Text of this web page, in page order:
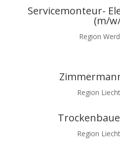
Servicemonteur-
(m/
Region
Region
Region